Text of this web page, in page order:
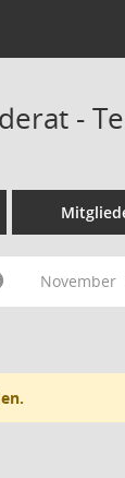
-
November